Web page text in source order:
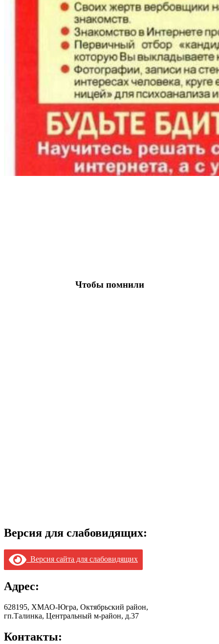
Чтобы помнили
Версия для слабовидящих:
Версия сайта для слабовидящих
Адрес:
628195, ХМАО-Югра, Октябрьский район,
гп.Талинка, Центральный м-район, д.37
Контакты: